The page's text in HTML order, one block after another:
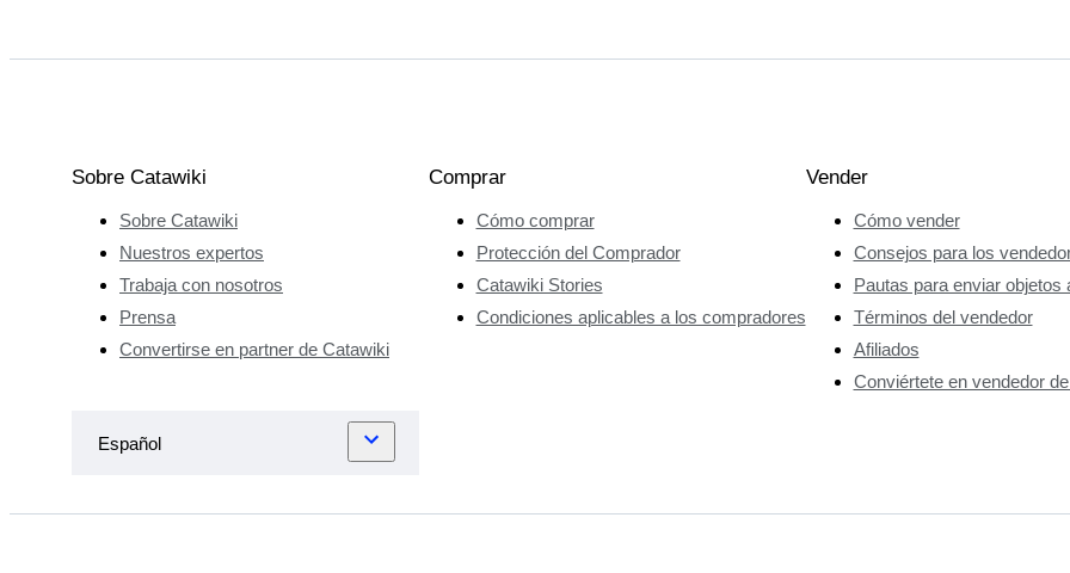
Sobre Catawiki
Sobre Catawiki
Nuestros expertos
Trabaja con nosotros
Prensa
Convertirse en partner de Catawiki
Comprar
Cómo comprar
Protección del Comprador
Catawiki Stories
Condiciones aplicables a los compradores
Vender
Cómo vender
Consejos para los
Pautas para enviar objetos
Términos del vendedor
Afiliados
Conviértete en vendedor